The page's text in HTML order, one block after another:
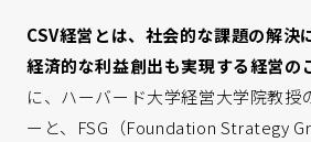
CSV経営とは、社会的な課題の解決
経済的な利益創出も実現する経営の
に、ハーバード大学経営大学院教授
ーと、FSG（Foundation Strategy